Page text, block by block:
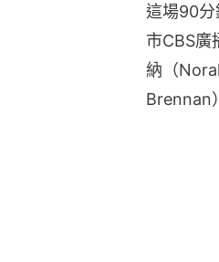
這場90分
市CBS
納（
Brennan